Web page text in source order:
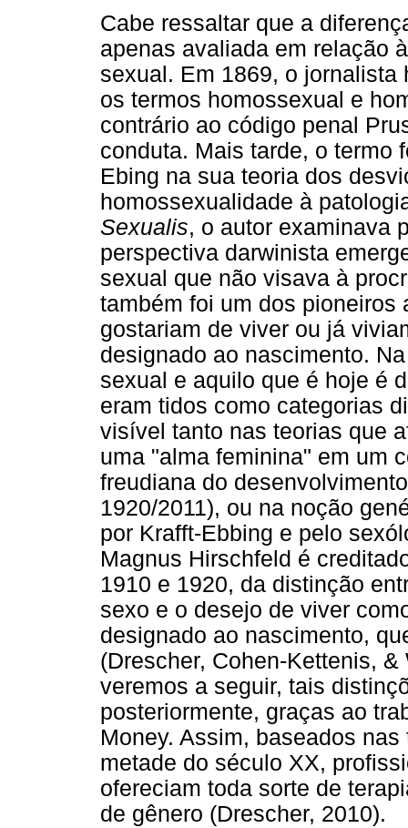
Cabe ressaltar que a
apenas avaliada em relação
sexual. Em 1869, o jornalista
os termos homossexual e
contrário ao código penal
conduta. Mais tarde, o termo
Ebing na sua teoria dos
homossexualidade à
Sexualis, o autor examinava
perspectiva darwinista
sexual que não visava à
também foi um dos pioneiros
gostariam de viver ou já
designado ao nascimento.
sexual e aquilo que é hoje é
eram tidos como categorias
visível tanto nas teorias que
uma "alma feminina" em um
freudiana do
1920/2011), ou na noção
por Krafft-Ebbing e pelo
Magnus Hirschfeld é
1910 e 1920, da distinção
sexo e o desejo de viver
designado ao nascimento,
(Drescher, Cohen-Kettenis,
veremos a seguir, tais
posteriormente, graças ao
Money. Assim, baseados
metade do século XX,
ofereciam toda sorte de
de gênero (Drescher, 2010).